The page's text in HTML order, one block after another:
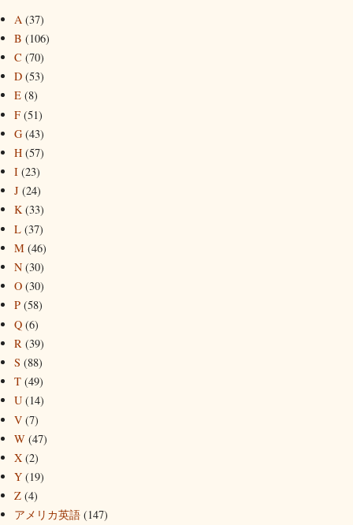
A (37)
B (106)
C (70)
D (53)
E (8)
F (51)
G (43)
H (57)
I (23)
J (24)
K (33)
L (37)
M (46)
N (30)
O (30)
P (58)
Q (6)
R (39)
S (88)
T (49)
U (14)
V (7)
W (47)
X (2)
Y (19)
Z (4)
アメリカ英語 (147)